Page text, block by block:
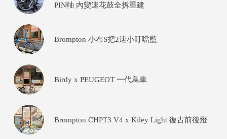
PIN軸 內變速花鼓全拆重建
Brompton 小布S把2速小叮噹藍
Birdy x PEUGEOT 一代鳥車
Brompton CHPT3 V4 x Kiley Light 復古前後燈